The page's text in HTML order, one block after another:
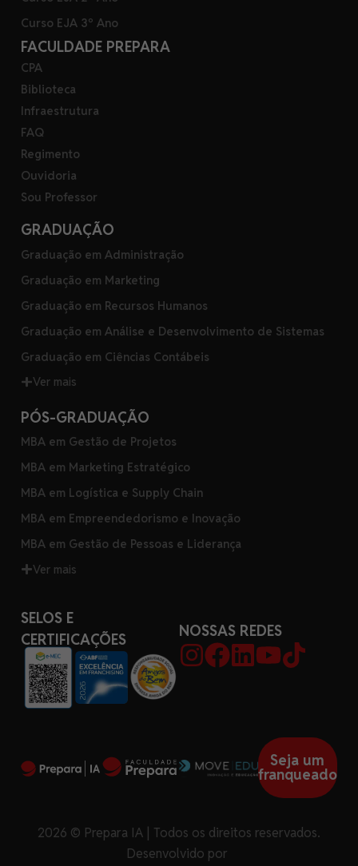
Curso EJA 3º Ano
FACULDADE PREPARA
CPA
Biblioteca
Infraestrutura
FAQ
Regimento
Ouvidoria
Sou Professor
GRADUAÇÃO
Graduação em Administração
Graduação em Marketing
Graduação em Recursos Humanos
Graduação em Análise e Desenvolvimento de Sistemas
Graduação em Ciências Contábeis
Ver mais
PÓS-GRADUAÇÃO
MBA em Gestão de Projetos
MBA em Marketing Estratégico
MBA em Logística e Supply Chain
MBA em Empreendedorismo e Inovação
MBA em Gestão de Pessoas e Liderança
Ver mais
SELOS E
CERTIFICAÇÕES
NOSSAS REDES
Seja um
franqueado
2026 © Prepara IA | Todos os direitos reservados.
Desenvolvido por